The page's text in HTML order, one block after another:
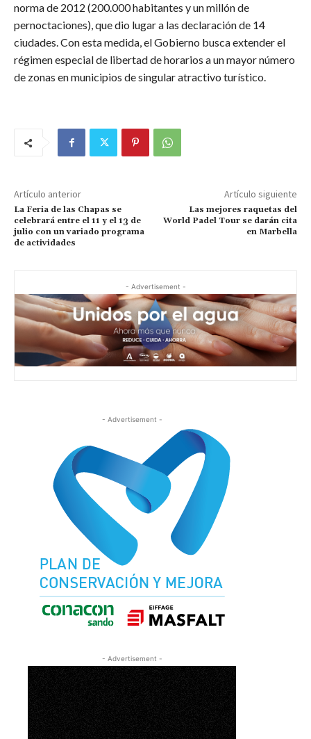
norma de 2012 (200.000 habitantes y un millón de
pernoctaciones), que dio lugar a las declaración de 14
ciudades. Con esta medida, el Gobierno busca extender el
régimen especial de libertad de horarios a un mayor número
de zonas en municipios de singular atractivo turístico.
Artículo anterior
La Feria de las Chapas se
celebrará entre el 11 y el 13 de
julio con un variado programa
de actividades
Artículo siguiente
Las mejores raquetas del
World Padel Tour se darán cita
en Marbella
- Advertisement -
- Advertisement -
- Advertisement -